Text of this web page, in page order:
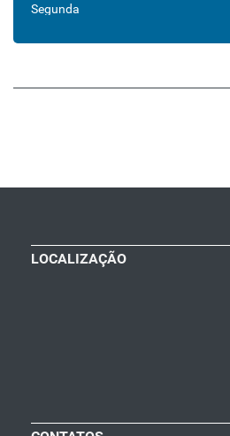
Segunda
LOCALIZAÇÃO